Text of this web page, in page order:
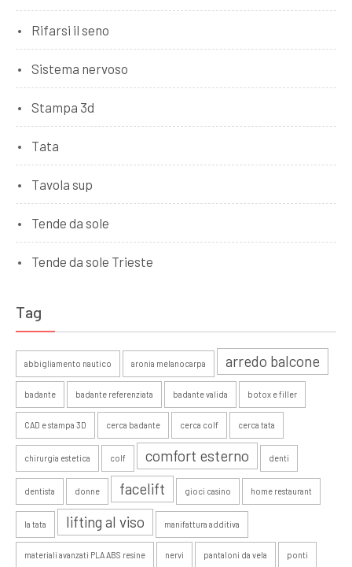
Rifarsi il seno
Sistema nervoso
Stampa 3d
Tata
Tavola sup
Tende da sole
Tende da sole Trieste
Tag
abbigliamento nautico aronia melanocarpa arredo balcone
badante badante referenziata badante valida botox e filler
CAD e stampa 3D cerca badante cerca colf cerca tata
chirurgia estetica colf comfort esterno denti
dentista donne facelift gioci casino home restaurant
la tata lifting al viso manifattura additiva
materiali avanzati PLA ABS resine nervi pantaloni da vela ponti